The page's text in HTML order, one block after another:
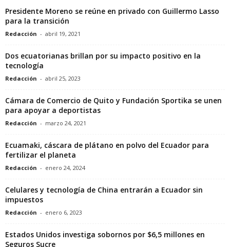
Presidente Moreno se reúne en privado con Guillermo Lasso
para la transición
Redacción - abril 19, 2021
Dos ecuatorianas brillan por su impacto positivo en la
tecnología
Redacción - abril 25, 2023
Cámara de Comercio de Quito y Fundación Sportika se unen
para apoyar a deportistas
Redacción - marzo 24, 2021
Ecuamaki, cáscara de plátano en polvo del Ecuador para
fertilizar el planeta
Redacción - enero 24, 2024
Celulares y tecnología de China entrarán a Ecuador sin
impuestos
Redacción - enero 6, 2023
Estados Unidos investiga sobornos por $6,5 millones en
Seguros Sucre